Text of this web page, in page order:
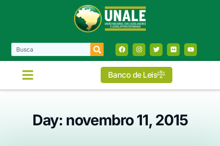
Banco de Leis
Day: novembro 11, 2015